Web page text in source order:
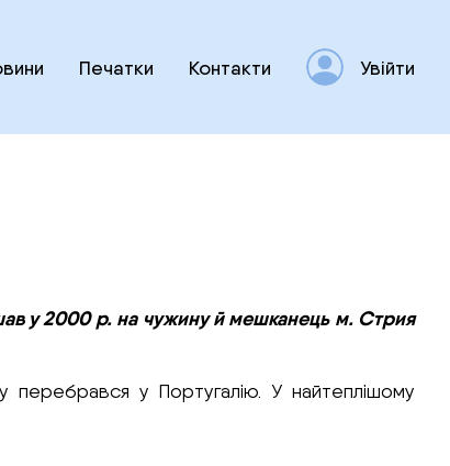
Печатки Контакти Увійти
у 2000 р. на чужину й мешканець м. Стрия
перебрався у Португалію. У найтеплішому